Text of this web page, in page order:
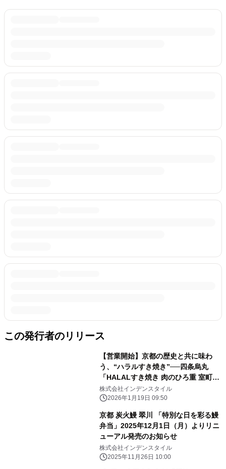
この発行者のリリース
【営業開始】京都の歴史と共に味わ
う、“ハラルすき焼き”──四条烏丸
「HALALすき焼き ⾁のひろ重 室町」
2026年1月13日（火）始動
株式会社インデンスタイル
2026年1月19日 09:50
京都 炭⽕鰻 翠川 「特別な⽇を彩る鰻
弁当」2025年12月1日（月）よりリニ
ューアル発売のお知らせ
株式会社インデンスタイル
2025年11月26日 10:00